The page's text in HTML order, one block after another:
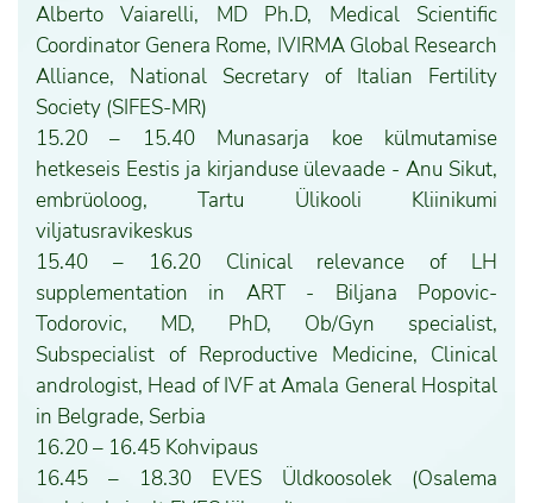
Alberto Vaiarelli, MD Ph.D, Medical Scientific
Coordinator Genera Rome, IVIRMA Global Research
Alliance, National Secretary of Italian Fertility
Society (SIFES-MR)
15.20 – 15.40 Munasarja koe külmutamise
hetkeseis Eestis ja kirjanduse ülevaade - Anu Sikut,
embrüoloog, Tartu Ülikooli Kliinikumi
viljatusravikeskus
15.40 – 16.20 Clinical relevance of LH
supplementation in ART - Biljana Popovic-
Todorovic, MD, PhD, Ob/Gyn specialist,
Subspecialist of Reproductive Medicine, Clinical
andrologist, Head of IVF at Amala General Hospital
in Belgrade, Serbia
16.20 – 16.45 Kohvipaus
16.45 – 18.30 EVES Üldkoosolek (Osalema